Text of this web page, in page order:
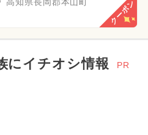
クーポン
にイチオシ情報 PR